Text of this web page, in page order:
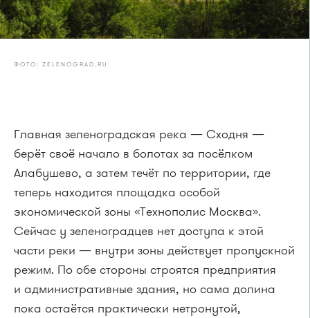
ФОТО: ZELENOGRAD.RU
Главная зеленоградская река — Сходня —
берёт своё начало в болотах за посёлком
Алабушево, а затем течёт по территории, где
теперь находится площадка особой
экономической зоны «Технополис Москва».
Сейчас у зеленоградцев нет доступа к этой
части реки — внутри зоны действует пропускной
режим. По обе стороны строятся предприятия
и административные здания, но сама долина
пока остаётся практически нетронутой,